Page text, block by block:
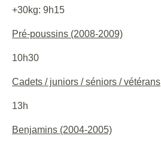
+30kg: 9h15
Pré-poussins (2008-2009)
10h30
Cadets / juniors / séniors / vétérans
13h
Benjamins (2004-2005)